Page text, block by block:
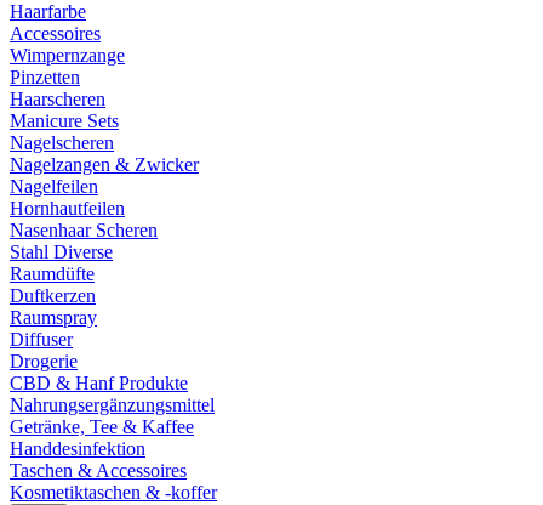
Haarfarbe
Accessoires
Wimpernzange
Pinzetten
Haarscheren
Manicure Sets
Nagelscheren
Nagelzangen & Zwicker
Nagelfeilen
Hornhautfeilen
Nasenhaar Scheren
Stahl Diverse
Raumdüfte
Duftkerzen
Raumspray
Diffuser
Drogerie
CBD & Hanf Produkte
Nahrungsergänzungsmittel
Getränke, Tee & Kaffee
Handdesinfektion
Taschen & Accessoires
Kosmetiktaschen & -koffer